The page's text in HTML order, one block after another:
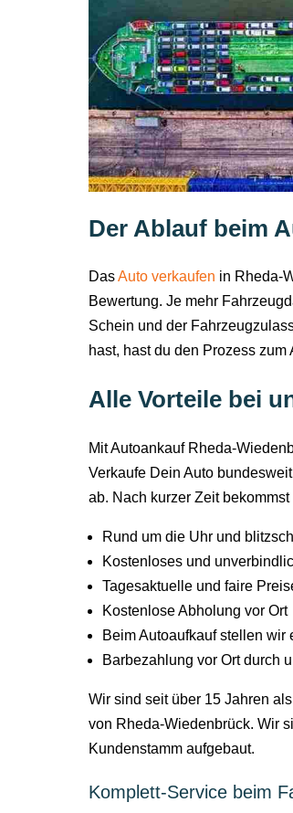
Der Ablauf beim
DasAuto verkaufen in Rheda-
Bewertung. Je mehr
Schein und der
hast, hast du den Prozess
Alle Vorteile bei
Mit Autoankauf Rheda-
Verkaufe Dein Auto
ab. Nach kurzer Zeit
Rund um die Uhr und
Kostenloses und
Tagesaktuelle und faire
Kostenlose Abholung vor Ort
Beim Autoaufkauf stellen
Barbezahlung vor Ort durch
Wir sind seit über 15 Jahren als
von Rheda-Wiedenbrück. Wir
Kundenstamm aufgebaut.
Komplett-Service beim